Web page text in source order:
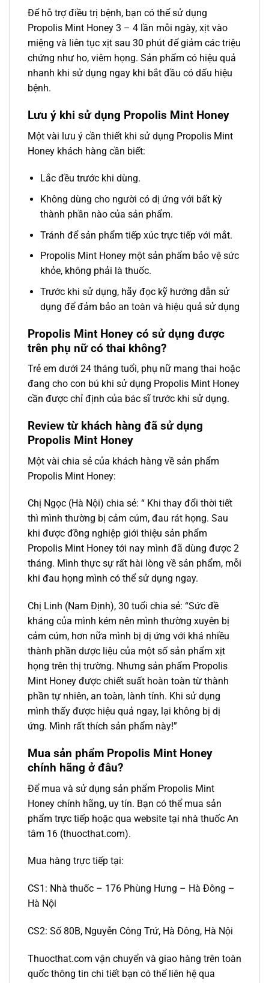
Để hỗ trợ điều trị bệnh, bạn có thể sử dụng
Propolis Mint Honey 3 – 4 lần mỗi ngày, xịt vào
miệng và liên tục xịt sau 30 phút để giảm các triệu
chứng như ho, viêm họng. Sản phẩm có hiệu quả
nhanh khi sử dụng ngay khi bắt đầu có dấu hiệu
bệnh.
Lưu ý khi sử dụng Propolis Mint Honey
Một vài lưu ý cần thiết khi sử dụng Propolis Mint
Honey khách hàng cần biết:
Lắc đều trước khi dùng.
Không dùng cho người có dị ứng với bất kỳ
thành phần nào của sản phẩm.
Tránh để sản phẩm tiếp xúc trực tiếp với mắt.
Propolis Mint Honey một sản phẩm bảo vệ sức
khỏe, không phải là thuốc.
Trước khi sử dụng, hãy đọc kỹ hướng dẫn sử
dụng để đảm bảo an toàn và hiệu quả sử dụng
Propolis Mint Honey có sử dụng được
trên phụ nữ có thai không?
Trẻ em dưới 24 tháng tuổi, phụ nữ mang thai hoặc
đang cho con bú khi sử dụng Propolis Mint Honey
cần được chỉ định của bác sĩ trước khi sử dụng.
Review từ khách hàng đã sử dụng
Propolis Mint Honey
Một vài chia sẻ của khách hàng về sản phẩm
Propolis Mint Honey:
Chị Ngọc (Hà Nội) chia sẻ: “ Khi thay đổi thời tiết
thì mình thường bị cảm cúm, đau rát họng. Sau
khi được đồng nghiệp giới thiệu sản phẩm
Propolis Mint Honey tới nay mình đã dùng được 2
tháng. Mình thực sự rất hài lòng về sản phẩm, mỗi
khi đau họng mình có thể sử dụng ngay.
Chị Linh (Nam Định), 30 tuổi chia sẻ: “Sức đề
kháng của mình kém nên mình thường xuyên bị
cảm cúm, hơn nữa mình bị dị ứng với khá nhiều
thành phần dược liệu của một số sản phẩm xịt
họng trên thị trường. Nhưng sản phẩm Propolis
Mint Honey được chiết suất hoàn toàn từ thành
phần tự nhiên, an toàn, lành tính. Khi sử dụng
mình thấy được hiệu quả ngay, lại không bị dị
ứng. Mình rất thích sản phẩm này!”
Mua sản phẩm Propolis Mint Honey
chính hãng ở đâu?
Để mua và sử dụng sản phẩm Propolis Mint
Honey chính hãng, uy tín. Bạn có thể mua sản
phẩm trực tiếp hoặc qua website tại nhà thuốc An
tâm 16 (thuocthat.com).
Mua hàng trực tiếp tại:
CS1: Nhà thuốc – 176 Phùng Hưng – Hà Đông –
Hà Nội
CS2: Số 80B, Nguyễn Công Trứ, Hà Đông, Hà Nội
Thuocthat.com vận chuyển và giao hàng trên toàn
quốc thông tin chi tiết bạn có thể liên hệ qua